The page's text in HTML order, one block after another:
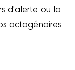
d'alerte ou la
octogénaires